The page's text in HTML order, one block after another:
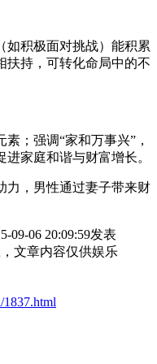
如积极面对挑战）能积累
扶持，可转化命局中的不
；强调“家和万事兴”，
家庭和谐与财富增长。
力，男性通过妻子带来财
09-06 20:09:59发表
文章内容仅供娱乐
1837.html